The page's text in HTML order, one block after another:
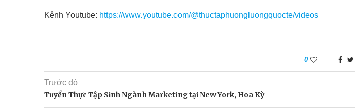
Kênh Youtube: https://www.youtube.com/@thuctaphuongluongquocte/videos
0
Trước đó
Tuyển Thực Tập Sinh Ngành Marketing tại New York, Hoa Kỳ